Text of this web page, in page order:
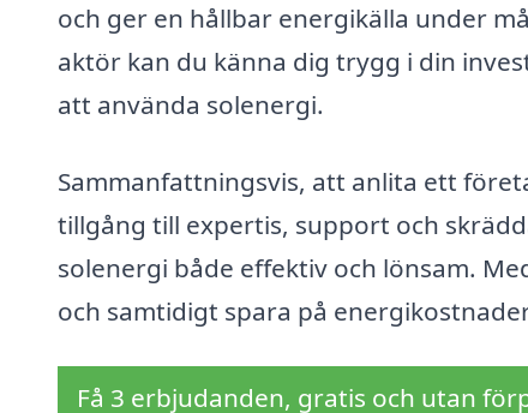
och ger en hållbar energikälla under
aktör kan du känna dig trygg i din
att använda solenergi.
Sammanfattningsvis, att anlita ett
tillgång till expertis, support och
solenergi både effektiv och lönsam.
och samtidigt spara på
Få 3 erbjudanden, gratis och utan